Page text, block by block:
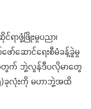
ာဖွံ့ဖြိုးမှုပညာ၊
ော်ဆောင်ရေးစီမံခန့်ခွဲမှု
အတွက် ဘွဲ့လွန်ဒီပလိုမာတွေ
)ခုလုံးကို မဟာဘွဲ့အထိ